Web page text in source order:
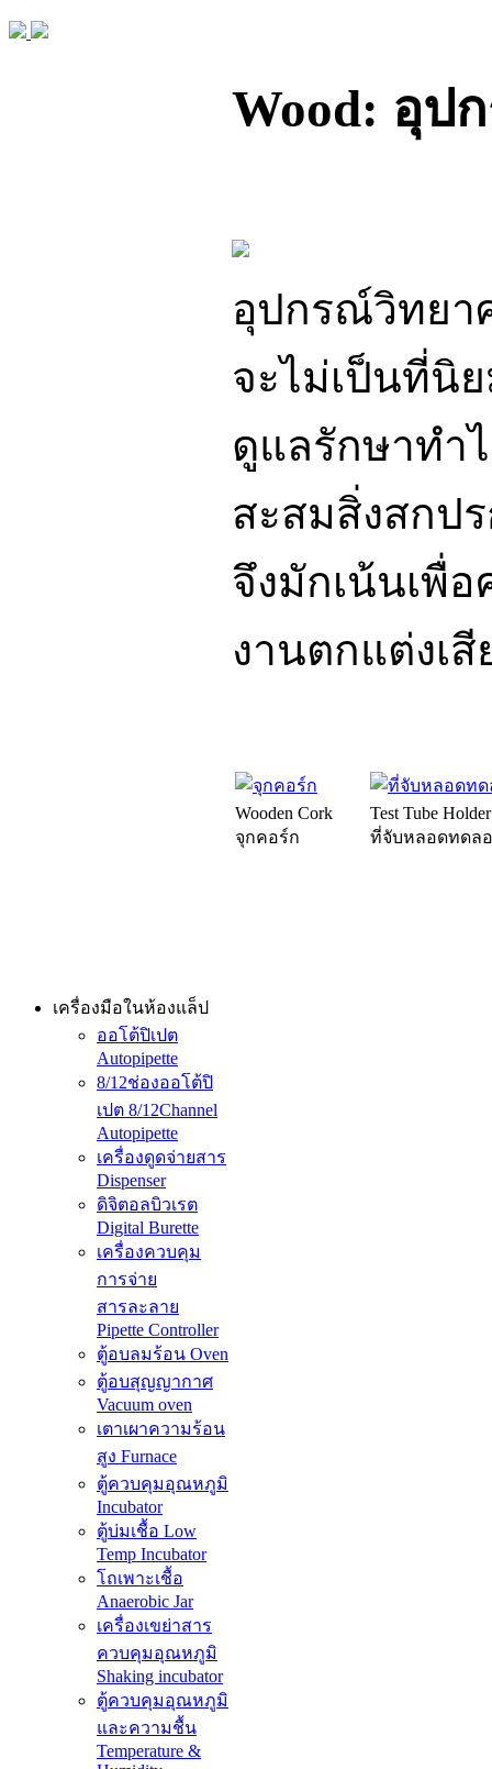
Wood: อุป
อุปกรณ์วิทยา
จะไม่เป็นที่นิ
ดูแลรักษาทำ
สะสมสิ่งสกป
จึงมักเน้นเพื่
งานตกแต่งเ
Wooden Cork
จุกคอร์ก
Test Tube Holder
ที่จับหลอดทดล
เครื่องมือในห้องแล็ป
ออโต้ปิเปต
Autopipette
8/12ช่องออโต้ปิ
เปต 8/12Channel
Autopipette
เครื่องดูดจ่ายสาร
Dispenser
ดิจิตอลบิวเรต
Digital Burette
เครื่องควบคุม
การจ่าย
สารละลาย
Pipette Controller
ตู้อบลมร้อน Oven
ตู้อบสุญญากาศ
Vacuum oven
เตาเผาความร้อน
สูง Furnace
ตู้ควบคุมอุณหภูมิ
Incubator
ตู้บ่มเชื้อ Low
Temp Incubator
โถเพาะเชื้อ
Anaerobic Jar
เครื่องเขย่าสาร
ควบคุมอุณหภูมิ
Shaking incubator
ตู้ควบคุมอุณหภูมิ
และความชื้น
Temperature &